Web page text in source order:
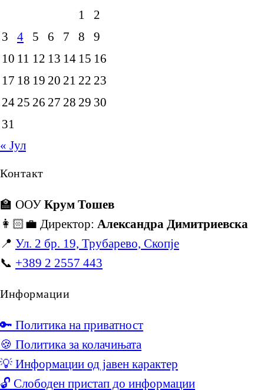
1
2
3
4 5 6 7 8
9
10 11 12 13 14 15 16
17 18 19 20 21 22 23
24 25 26 27 28 29 30
31
« Јул
Контакт
🏫 ООУ Крум Тошев
👩🏻‍💼 Директор: Александра Димитриевска
📍 Ул. 2 бр. 19, Трубарево, Скопје
📞 +389 2 2557 443
Информации
🔑 Политика на приватност
🍪 Политика за колачињата
💡 Информации од јавен карактер
🔓 Слободен пристап до информации